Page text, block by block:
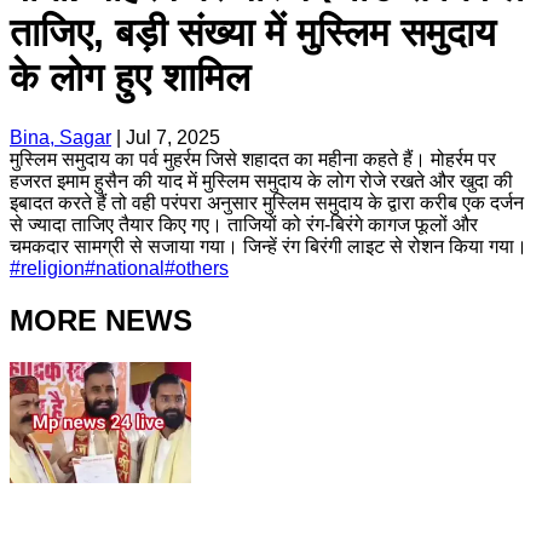
ताजिए, बड़ी संख्या में मुस्लिम समुदाय
के लोग हुए शामिल
Bina, Sagar
Jul 7, 2025
मुस्लिम समुदाय का पर्व मुहर्रम जिसे शहादत का महीना कहते हैं। मोहर्रम पर
हजरत इमाम हुसैन की याद में मुस्लिम समुदाय के लोग रोजे रखते और खुदा की
इबादत करते हैं तो वही परंपरा अनुसार मुस्लिम समुदाय के द्वारा करीब एक दर्जन
से ज्यादा ताजिए तैयार किए गए। ताजियों को रंग-बिरंगे कागज फूलों और
चमकदार सामग्री से सजाया गया। जिन्हें रंग बिरंगी लाइट से रोशन किया गया।
#religion#national #others
MORE NEWS